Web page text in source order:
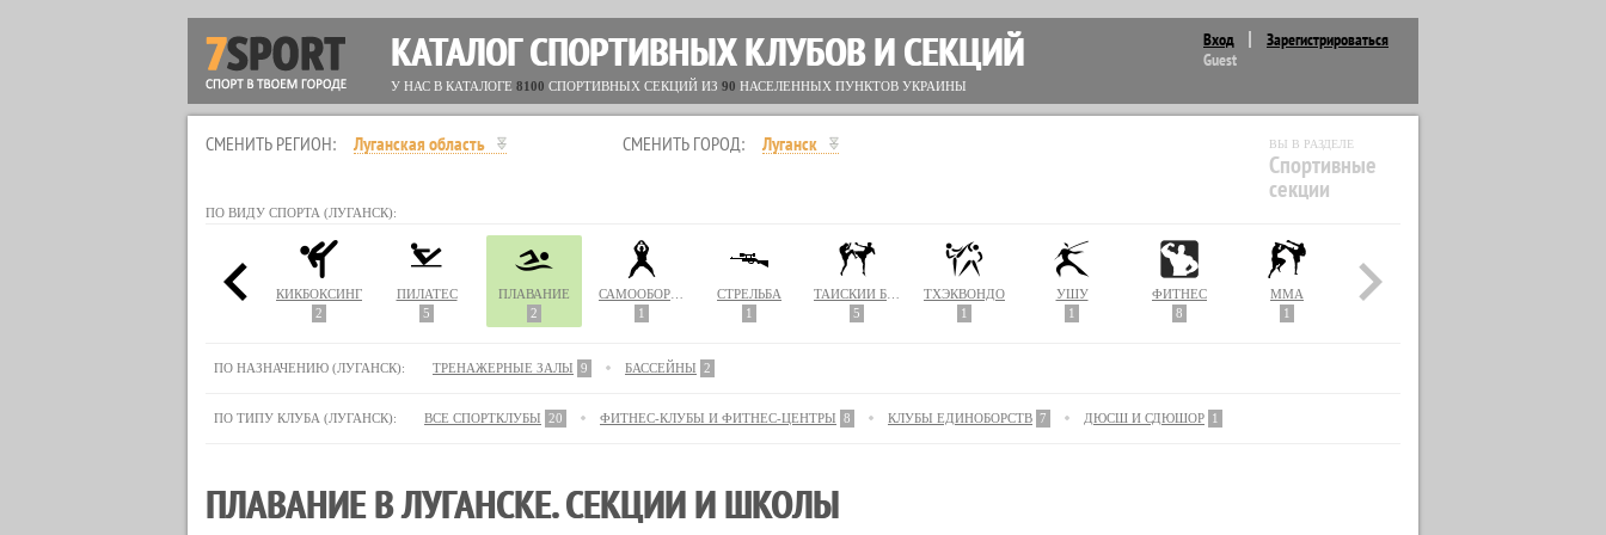
Вход
Зарегистрироваться
Guest
КАТАЛОГ СПОРТИВНЫХ КЛУБОВ И СЕКЦИЙ
У НАС В КАТАЛОГЕ 8100 СПОРТИВНЫХ СЕКЦИЙ ИЗ 90 НАСЕЛЕННЫХ ПУНКТОВ УКРАИНЫ
СМЕНИТЬ РЕГИОН: Луганская область СМЕНИТЬ ГОРОД: Луганск ВЫ В РАЗДЕЛЕ
Спортивные
секции
ПО ВИДУ СПОРТА (ЛУГАНСК):
КАРАТЭ
КИКБОКСИНГ
2
ПИЛАТЕС
5
ПЛАВАНИЕ
2
1
СТРЕЛЬБА
1
5
ТХЭКВОНДО
1
УШУ
1
ФИТНЕС
8
MMA
1
ПО НАЗНАЧЕНИЮ (ЛУГАНСК): ТРЕНАЖЕРНЫЕ ЗАЛЫ 9 БАССЕЙНЫ 2
ПО ТИПУ КЛУБА (ЛУГАНСК): ВСЕ СПОРТКЛУБЫ 20 ФИТНЕС-КЛУБЫ И ФИТНЕС-ЦЕНТРЫ 8 КЛУБЫ ЕДИНОБОРСТВ 7 ДЮСШ И СДЮШОР 1
ПЛАВАНИЕ В ЛУГАНСКЕ. СЕКЦИИ И ШКОЛЫ